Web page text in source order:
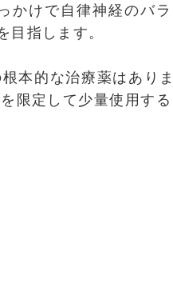
けで自律神経のバ
指します。
本的な治療薬はあり
限定して少量使用する